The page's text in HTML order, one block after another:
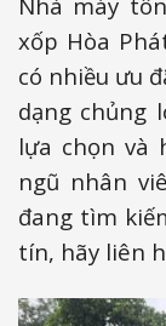
xốp Hòa
có nhiều ưu
dạng chủng
lựa chọn và
ngũ nhân
đang tìm
tín, hãy liên